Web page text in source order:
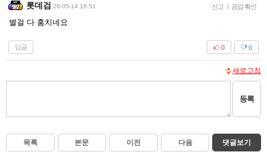
롯데검 26-05-14 16:51 신고 | 공감 확인
별걸 다 훔치네요
답글 0
0
새로고침
등록
목록 본문 이전 다음 댓글보기